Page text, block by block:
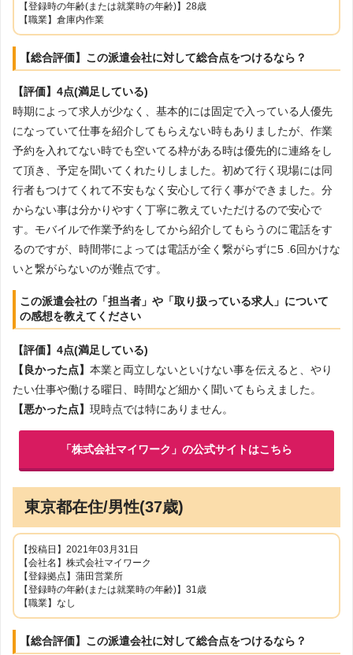
【登録時の年齢(または就業時の年齢)】28歳
【職業】倉庫内作業
【総合評価】この派遣会社に対して総合点をつけるなら？
【評価】4点(満足している)
時期によって求人が少なく、基本的には固定で入っている人優先
になっていて仕事を紹介してもらえない時もありましたが、作業
予約を入れてない時でも空いてる枠がある時は優先的に連絡をし
て頂き、予定を聞いてくれたりしました。初めて行く現場には同
行者もつけてくれて不安もなく安心して行く事ができました。分
からない事は分かりやすく丁寧に教えていただけるので安心で
す。モバイルで作業予約をしてから紹介してもらうのに電話をす
るのですが、時間帯によっては電話が全く繋がらずに5 .6回かけな
いと繋がらないのが難点です。
この派遣会社の「担当者」や「取り扱っている求人」について
の感想を教えてください
【評価】4点(満足している)
【良かった点】 本業と両立しないといけない事を伝えると、やり
たい仕事や働ける曜日、時間など細かく聞いてもらえました。
【悪かった点】 現時点では特にありません。
「株式会社マイワーク」の公式サイトはこちら
東京都在住/男性(37歳)
【投稿日】2021年03月31日
【会社名】株式会社マイワーク
【登録拠点】蒲田営業所
【登録時の年齢(または就業時の年齢)】31歳
【職業】なし
【総合評価】この派遣会社に対して総合点をつけるなら？